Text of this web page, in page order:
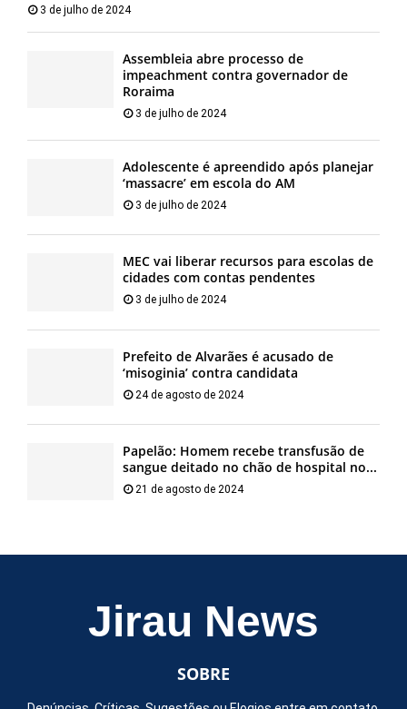
3 de julho de 2024
Assembleia abre processo de
impeachment contra governador de
Roraima
3 de julho de 2024
Adolescente é apreendido após planejar
‘massacre’ em escola do AM
3 de julho de 2024
MEC vai liberar recursos para escolas de
cidades com contas pendentes
3 de julho de 2024
Prefeito de Alvarães é acusado de
‘misoginia’ contra candidata
24 de agosto de 2024
Papelão: Homem recebe transfusão de
sangue deitado no chão de hospital no...
21 de agosto de 2024
Jirau News
SOBRE